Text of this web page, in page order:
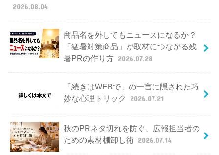
2026.08.04
商品名を外してもニュースになるか？
「猛暑対策商品」が取材につながる残
暑PRの作り方 2026.07.28
「続きはWEBで」の一言に隠された巧
妙な心理トリック
2026.07.21
秋のPRネタ切れを防ぐ、広報担当者の
ための素材棚卸し術 2026.07.14